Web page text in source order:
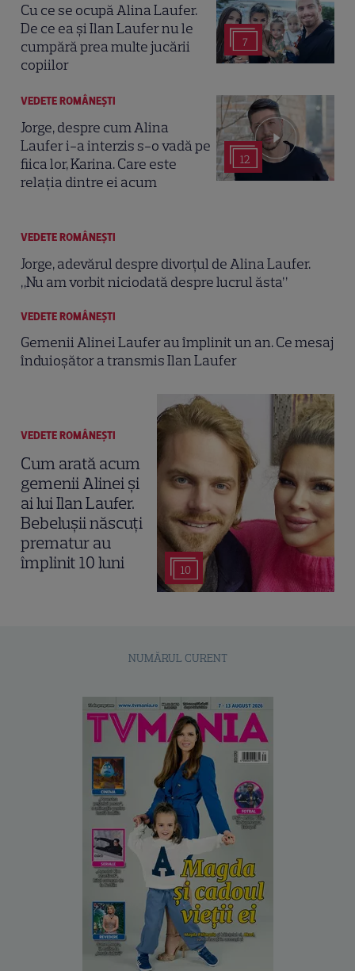
7
Cu ce se ocupă Alina Laufer.
De ce ea și Ilan Laufer nu le
cumpără prea multe jucării
copiilor
12
VEDETE ROMÂNEŞTI
Jorge, despre cum Alina
Laufer i-a interzis s-o vadă pe
fiica lor, Karina. Care este
relația dintre ei acum
VEDETE ROMÂNEŞTI
Jorge, adevărul despre divorțul de Alina Laufer.
„Nu am vorbit niciodată despre lucrul ăsta”
VEDETE ROMÂNEŞTI
Gemenii Alinei Laufer au împlinit un an. Ce mesaj
înduioșător a transmis Ilan Laufer
10
VEDETE ROMÂNEŞTI
Cum arată acum
gemenii Alinei și
ai lui Ilan Laufer.
Bebelușii născuți
prematur au
împlinit 10 luni
NUMĂRUL CURENT